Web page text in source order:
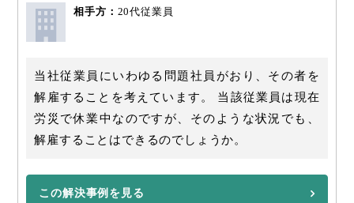
相手方： 20代従業員
当社従業員にいわゆる問題社員がおり、その者を
解雇することを考えています。 当該従業員は現在
労災で休業中なのですが、そのような状況でも、
解雇することはできるのでしょうか。
この解決事例を見る